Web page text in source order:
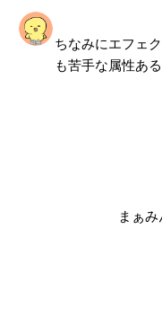
ちなみにエフェ
も苦手な属性あ
まぁ